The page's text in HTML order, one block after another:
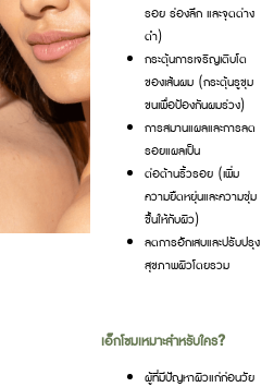
รอย ร่องลึก และจุดด่าง
ดำ)
กระตุ้นการเจริญเติบโต
ของเส้นผม (กระตุ้นรูขุม
ขนเพื่อป้องกันผมร่วง)
การสมานแผลและการลด
รอยแผลเป็น
ต่อต้านริ้วรอย (เพิ่ม
ความยืดหยุ่นและความชุ่ม
ชื้นให้กับผิว)
ลดการอักเสบและปรับปรุง
สุขภาพผิวโดยรวม
เอ็กโซมเหมาะสำหรับใคร?
ผู้ที่มีปัญหาผิวแก่ก่อนวัย